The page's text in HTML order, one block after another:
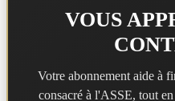
VOUS
Votre abonnement aide à
consacré à l'ASSE, tout